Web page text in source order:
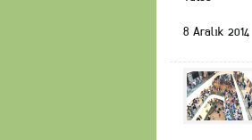
8 Aralık 2014